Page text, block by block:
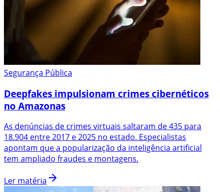
Segurança Pública
Deepfakes impulsionam crimes cibernéticos
no Amazonas
As denúncias de crimes virtuais saltaram de 435 para
18.904 entre 2017 e 2025 no estado. Especialistas
apontam que a popularização da inteligência artificial
tem ampliado fraudes e montagens.
Ler matéria